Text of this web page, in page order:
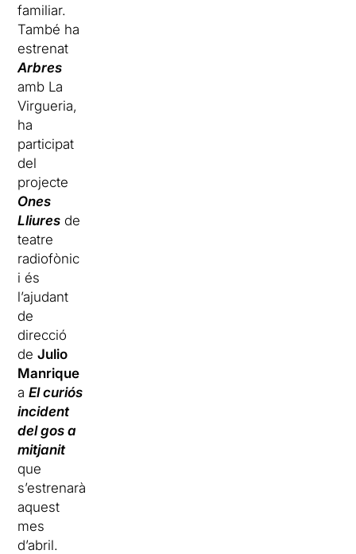
familiar.
També ha
estrenat
Arbres
amb La
Virgueria,
ha
participat
del
projecte
Ones
Lliures de
teatre
radiofònic
i és
l’ajudant
de
direcció
deJulio
Manrique
aEl curiós
incident
del gos a
mitjanit
que
s’estrenarà
aquest
mes
d’abril.